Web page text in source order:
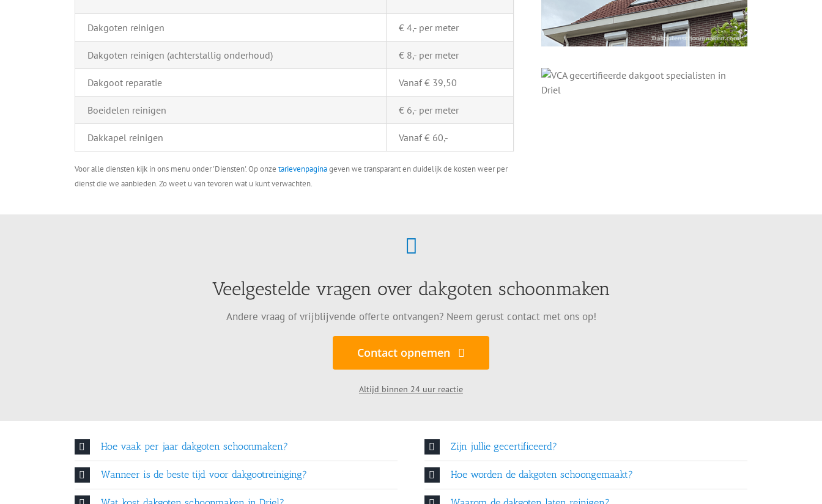
Dakgoten reinigen € 4,- per meter
Dakgoten reinigen (achterstallig onderhoud) € 8,- per meter
Dakgoot reparatie Vanaf € 39,50
Boeidelen reinigen € 6,- per meter
Dakkapel reinigen Vanaf € 60,-
Voor alle diensten kijk in ons menu onder 'Diensten'. Op onze tarievenpaginageven we transparant en duidelijk de kosten weer per
dienst die we aanbieden. Zo weet u van tevoren wat u kunt verwachten.
Veelgestelde vragen over dakgoten schoonmaken
Andere vraag of vrijblijvende offerte ontvangen? Neem gerust contact met ons op!
Contact opnemen
Altijd binnen 24 uur reactie
Hoe vaak per jaar dakgoten schoonmaken?
Wanneer is de beste tijd voor dakgootreiniging?
Zijn jullie gecertificeerd?
Hoe worden de dakgoten schoongemaakt?